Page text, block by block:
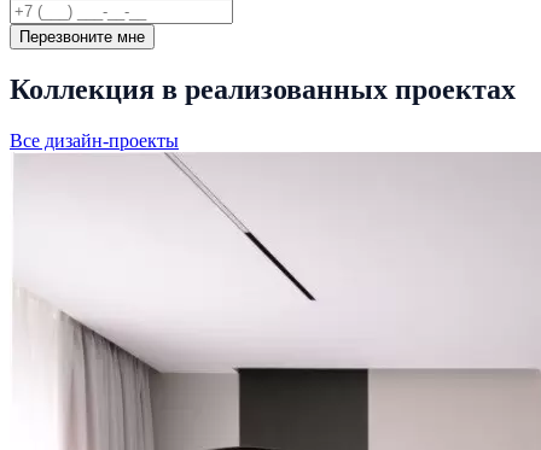
Перезвоните мне
Коллекция в реализованных проектах
Все дизайн-проекты